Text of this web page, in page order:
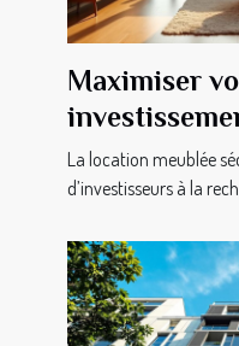
Maximiser
une location
La location meublée
d’investisseurs à la